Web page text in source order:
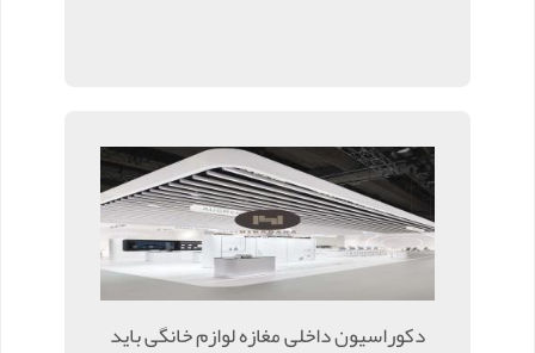
دکوراسیون داخلی مغازه لوازم خانگی باید